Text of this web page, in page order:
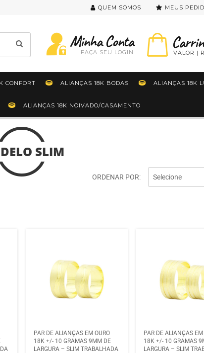
QUEM SOMOS MEUS
FAÇA SEU LOGIN
CONFORT ALIANÇAS 18K BODAS ALIANÇAS 18K
ALIANÇAS 18K NOIVADO/CASAMENTO
SLIM
ORDENAR POR Selecione
PAR DE ALIANÇAS EM OURO
18K +/- 10 GRAMAS 9MM DE
LARGURA – SLIM TRABALHADA
PAR DE ALIANÇAS EM
18K +/- 10 GRAMAS
LARGURA – SLIM